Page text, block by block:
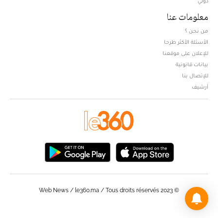
معلومات عنا
من نحن ؟
الأسئلة الأكثر طرحا
للإعلان على موقعنا
بيانات قانونية
للإتصال بنا
أرشيف
© Web News / le360.ma / Tous droits réservés 2023